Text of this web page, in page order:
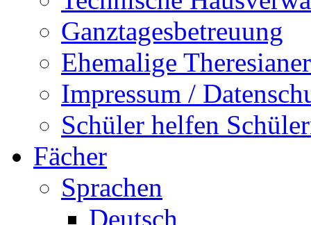
Ganztagesbetreuung
Ehemalige Theresianer
Impressum /
Schüler helfen
Fächer
Sprachen
Deutsch